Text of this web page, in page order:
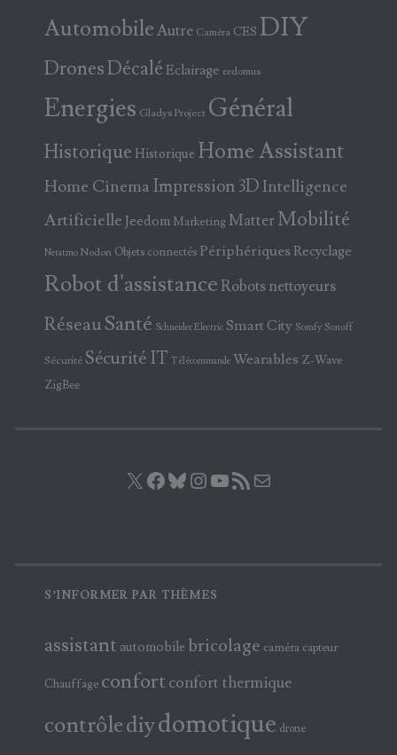
AutomobileAutre Caméra CES DIY
DronesDécalé Eclairage eedomus
Energies Gladys Project Général
Historique Historique Home Assistant
Home Cinema Impression 3DIntelligence
Artificielle Jeedom Marketing Matter Mobilité
Netatmo Nodon Objets connectés PériphériquesRecyclage
Robot d'assistance Robots nettoyeurs
RéseauSanté Schneider Electric Smart City Somfy Sonoff
Sécurité Sécurité IT Télécommande Wearables Z-Wave
ZigBee
X Facebook
Bluesky
Instagram
YouTube
Flux RSS
S’INFORMER PAR THÈMES
assistant automobile bricolage caméra capteur
Chauffage confort confort thermique
contrôlediydomotique drone